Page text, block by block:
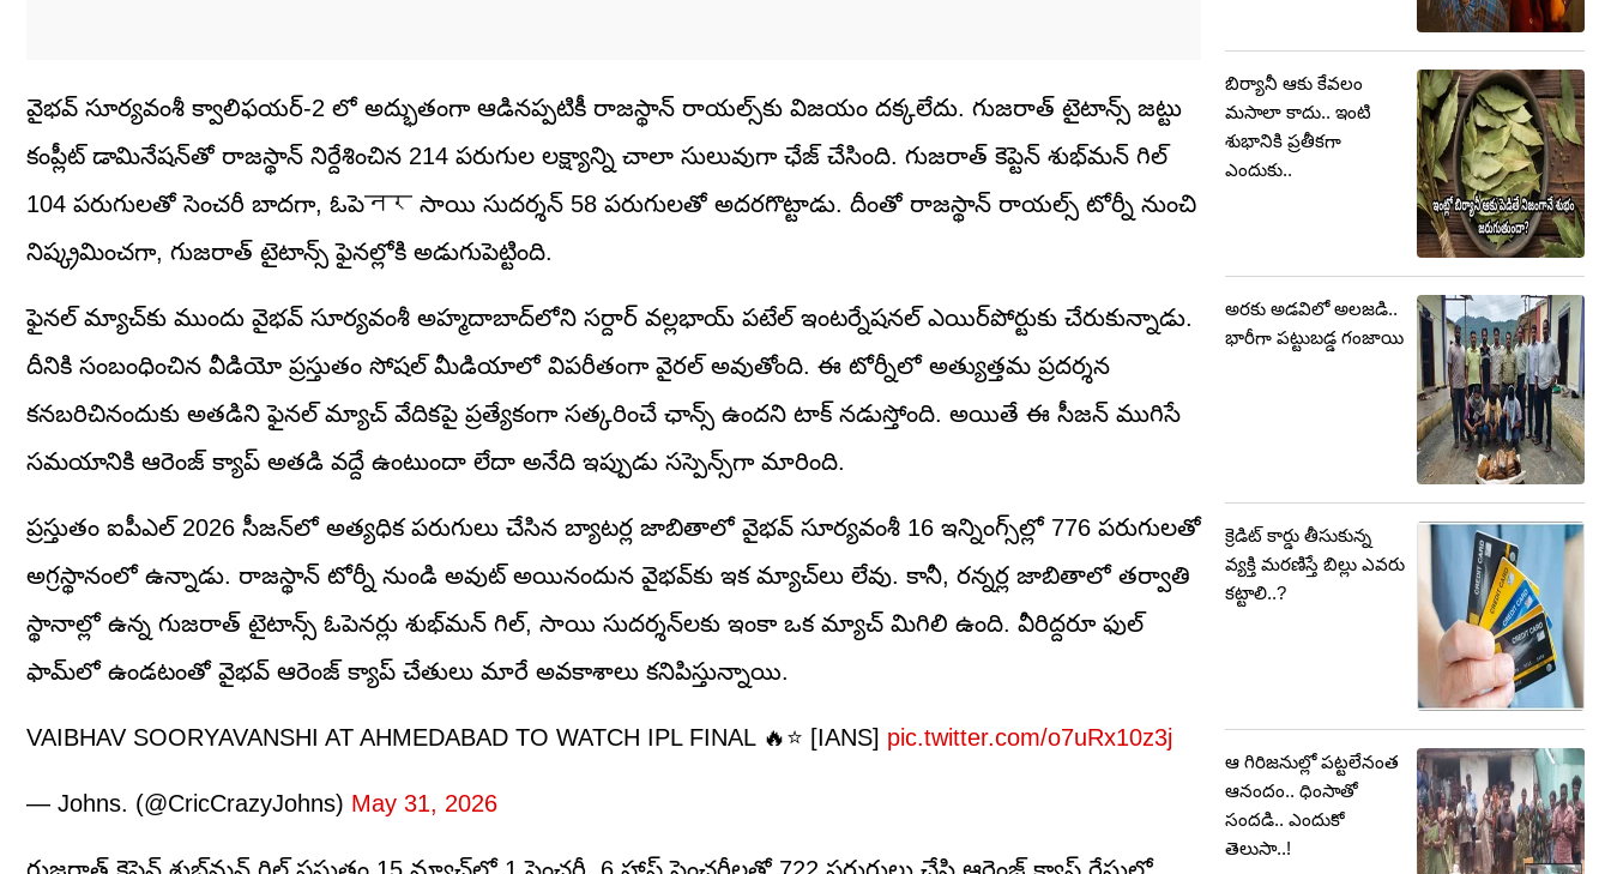
వైభవ్ సూర్యవంశీ క్వాలిఫయర్-2 లో అద్భుతంగా ఆడినప్పటికీ రాజస్థాన్ రాయల్స్‌కు విజయం దక్కలేదు. గుజరాత్ టైటాన్స్ జట్టు
కంప్లీట్ డామినేషన్‌తో రాజస్థాన్ నిర్దేశించిన 214 పరుగుల లక్ష్యాన్ని చాలా సులువుగా ఛేజ్ చేసింది. గుజరాత్ కెప్టెన్ శుభ్‌మన్ గిల్
104 పరుగులతో సెంచరీ బాదగా, ఓపెनर సాయి సుదర్శన్ 58 పరుగులతో అదరగొట్టాడు. దీంతో రాజస్థాన్ రాయల్స్ టోర్నీ నుంచి
నిష్క్రమించగా, గుజరాత్ టైటాన్స్ ఫైనల్లోకి అడుగుపెట్టింది.
ఫైనల్ మ్యాచ్‌కు ముందు వైభవ్ సూర్యవంశీ అహ్మదాబాద్‌లోని సర్దార్ వల్లభాయ్ పటేల్ ఇంటర్నేషనల్ ఎయిర్‌పోర్టుకు చేరుకున్నాడు.
దీనికి సంబంధించిన వీడియో ప్రస్తుతం సోషల్ మీడియాలో విపరీతంగా వైరల్ అవుతోంది. ఈ టోర్నీలో అత్యుత్తమ ప్రదర్శన
కనబరిచినందుకు అతడిని ఫైనల్ మ్యాచ్ వేదికపై ప్రత్యేకంగా సత్కరించే ఛాన్స్ ఉందని టాక్ నడుస్తోంది. అయితే ఈ సీజన్ ముగిసే
సమయానికి ఆరెంజ్ క్యాప్ అతడి వద్దే ఉంటుందా లేదా అనేది ఇప్పుడు సస్పెన్స్‌గా మారింది.
ప్రస్తుతం ఐపీఎల్ 2026 సీజన్‌లో అత్యధిక పరుగులు చేసిన బ్యాటర్ల జాబితాలో వైభవ్ సూర్యవంశీ 16 ఇన్నింగ్స్‌ల్లో 776 పరుగులతో
అగ్రస్థానంలో ఉన్నాడు. రాజస్థాన్ టోర్నీ నుండి అవుట్ అయినందున వైభవ్‌కు ఇక మ్యాచ్‌లు లేవు. కానీ, రన్నర్ల జాబితాలో తర్వాతి
స్థానాల్లో ఉన్న గుజరాత్ టైటాన్స్ ఓపెనర్లు శుభ్‌మన్ గిల్, సాయి సుదర్శన్‌లకు ఇంకా ఒక మ్యాచ్ మిగిలి ఉంది. వీరిద్దరూ ఫుల్
ఫామ్‌లో ఉండటంతో వైభవ్ ఆరెంజ్ క్యాప్ చేతులు మారే అవకాశాలు కనిపిస్తున్నాయి.
VAIBHAV SOORYAVANSHI AT AHMEDABAD TO WATCH IPL FINAL 🔥⭐ [IANS] pic.twitter.com/o7uRx10z3j
— Johns. (@CricCrazyJohns) May 31, 2026
బిర్యానీ ఆకు కేవలం
మసాలా కాదు.. ఇంటి
శుభానికి ప్రతీకగా
ఎందుకు..
అరకు అడవిలో అలజడి..
భారీగా పట్టుబడ్డ గంజాయి
క్రెడిట్ కార్డు తీసుకున్న
వ్యక్తి మరణిస్తే బిల్లు ఎవరు
కట్టాలి..?
ఆ గిరిజనుల్లో పట్టలేనంత
ఆనందం.. ధింసాతో
సందడి.. ఎందుకో
తెలుసా..!